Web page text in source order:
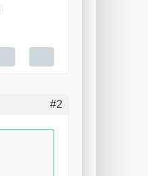
#2